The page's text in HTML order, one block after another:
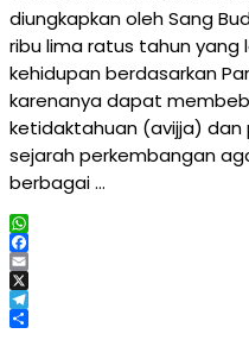
diungkapkan oleh Sang
ribu lima ratus tahun yang
kehidupan berdasarkan
karenanya dapat
ketidaktahuan (avijja) dan
sejarah perkembangan
berbagai …
WhatsApp
Facebook
Email
X
Telegram